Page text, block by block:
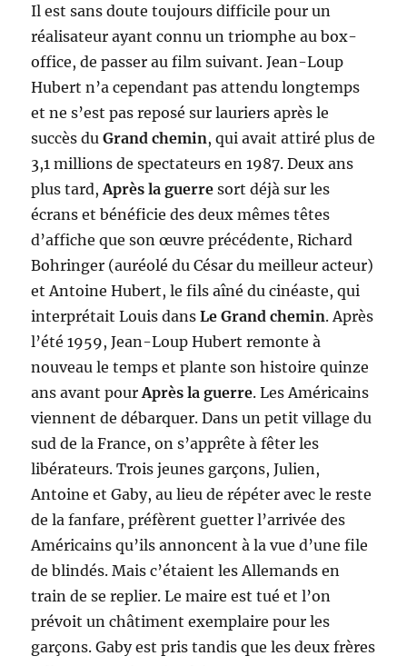
Il est sans doute toujours difficile pour un
réalisateur ayant connu un triomphe au box-
office, de passer au film suivant. Jean-Loup
Hubert n’a cependant pas attendu longtemps
et ne s’est pas reposé sur lauriers après le
succès duGrand chemin, qui avait attiré plus de
3,1 millions de spectateurs en 1987. Deux ans
plus tard,Après la guerre sort déjà sur les
écrans et bénéficie des deux mêmes têtes
d’affiche que son œuvre précédente, Richard
Bohringer (auréolé du César du meilleur acteur)
et Antoine Hubert, le fils aîné du cinéaste, qui
interprétait Louis dansLe Grand chemin. Après
l’été 1959, Jean-Loup Hubert remonte à
nouveau le temps et plante son histoire quinze
ans avant pourAprès la guerre. Les Américains
viennent de débarquer. Dans un petit village du
sud de la France, on s’apprête à fêter les
libérateurs. Trois jeunes garçons, Julien,
Antoine et Gaby, au lieu de répéter avec le reste
de la fanfare, préfèrent guetter l’arrivée des
Américains qu’ils annoncent à la vue d’une file
de blindés. Mais c’étaient les Allemands en
train de se replier. Le maire est tué et l’on
prévoit un châtiment exemplaire pour les
garçons. Gaby est pris tandis que les deux frères